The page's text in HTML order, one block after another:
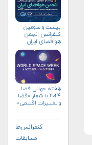
بیست و سومین
کنفرانس انجمن
هوافضای ايران
هفته جهانی فضا
۲۰۲۴ با شعار «فضا
و تغییرات اقلیمی»
کنفرانس‌ها
مسابقات